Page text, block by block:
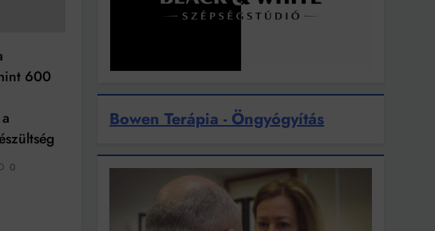
600
0
Bowen Terápia - Öngyógyítás